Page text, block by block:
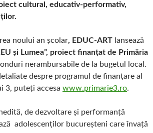
cultural, educativ-performativ,
noului an școlar, EDUC-ART lansează
și Lumea”, proiect finanțat de Primăria
nerambursabile de la bugetul local.
despre programul de finanțare al
3, puteți accesa www.primarie3.ro.
de dezvoltare și performanță
adolescenților bucureșteni care învață